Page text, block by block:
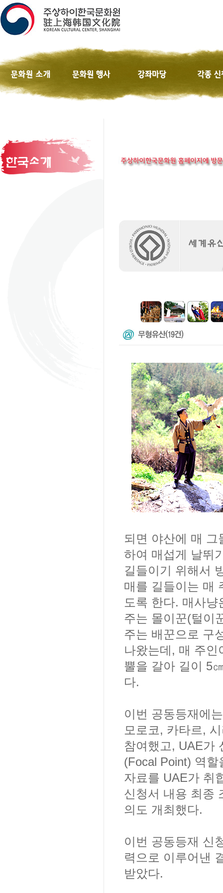
되면 야산에 매
하여 매섭게 날뛰
길들이기 위해서
매를 길들이는 매
도록 한다. 매사
주는 몰이꾼(털이
주는 배꾼으로 구
나왔는데, 매 주
뿔을 갈아 길이 5
다.
이번 공동등재에
모로코, 카타르,
참여했고, UAE가
(Focal Point) 역
자료를 UAE가 취
신청서 내용 최종
의도 개최했다.
이번 공동등재 신
력으로 이루어낸
받았다.